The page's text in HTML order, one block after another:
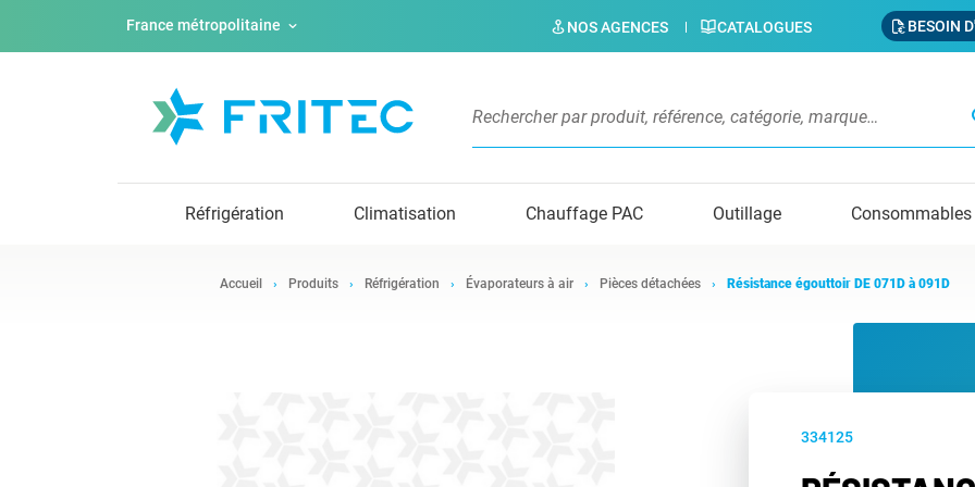
France métropolitaine NOS AGENCES CATALOGUES BESOIN
Réfrigération Climatisation Chauffage PAC Outillage Consommables
Accueil Produits Réfrigération Évaporateurs à air Pièces détachées Résistance égouttoir DE 071D à 091D
334125